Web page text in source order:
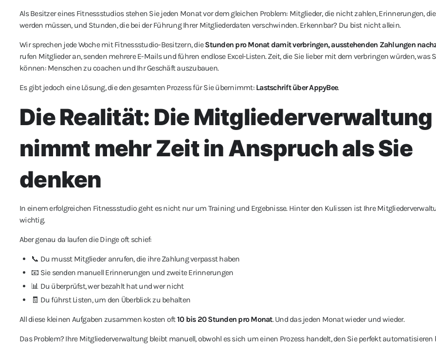
Als Besitzer eines Fitnessstudios stehen Sie jeden Monat vor dem gleichen Problem: Mitglieder, die nicht zahlen, Erinnerungen,
werden müssen, und Stunden, die bei der Führung Ihrer Mitgliederdaten verschwinden. Erkennbar? Du bist nicht allein.
Wir sprechen jede Woche mit Fitnessstudio-Besitzern, dieStunden pro Monat damit verbringen, ausstehenden Zahlungen
rufen Mitglieder an, senden mehrere E-Mails und führen endlose Excel-Listen. Zeit, die Sie lieber mit dem verbringen würden, was
können: Menschen zu coachen und Ihr Geschäft auszubauen.
Es gibt jedoch eine Lösung, die den gesamten Prozess für Sie übernimmt: Lastschrift über AppyBee.
Die Realität: Die Mitgliederverwaltung
nimmt mehr Zeit in Anspruch als Sie
denken
In einem erfolgreichen Fitnessstudio geht es nicht nur um Training und Ergebnisse. Hinter den Kulissen ist Ihre
wichtig.
Aber genau da laufen die Dinge oft schief:
📞 Du musst Mitglieder anrufen, die ihre Zahlung verpasst haben
📧 Sie senden manuell Erinnerungen und zweite Erinnerungen
📊 Du überprüfst, wer bezahlt hat und wer nicht
🧾 Du führst Listen, um den Überblick zu behalten
All diese kleinen Aufgaben zusammen kosten oft10 bis 20 Stunden pro Monat. Und das jeden Monat wieder und wieder.
Das Problem? Ihre Mitgliederverwaltung bleibt manuell, obwohl es sich um einen Prozess handelt, den Sie perfekt automatisieren